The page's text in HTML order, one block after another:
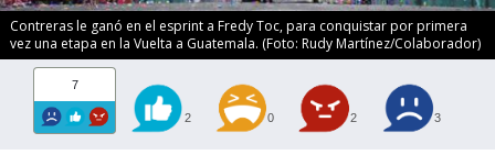
Contreras le ganó en el esprint a Fredy Toc, para conquistar por primera
vez una etapa en la Vuelta a Guatemala. (Foto: Rudy Martínez/Colaborador)
7
2 0 2 3